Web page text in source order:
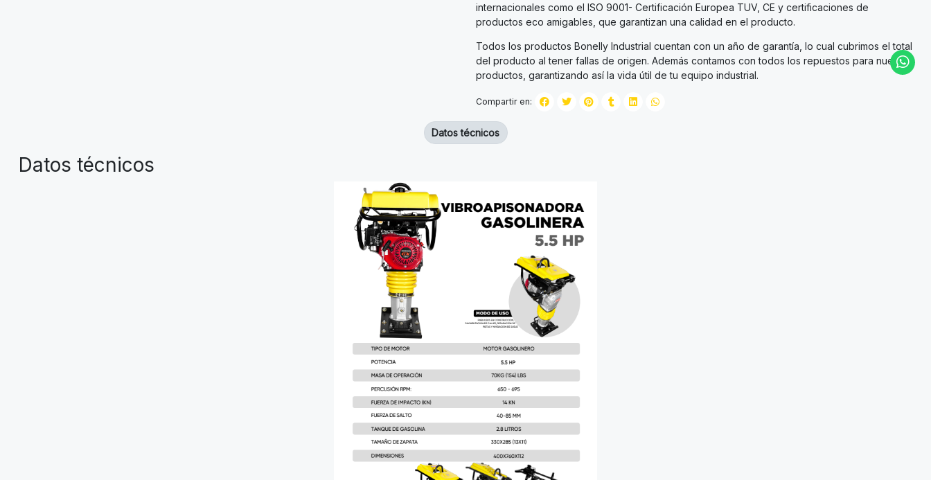
internacionales como el ISO 9001- Certificación Europea TUV, CE y certificaciones de
productos eco amigables, que garantizan una calidad en el producto.
Todos los productos Bonelly Industrial cuentan con un año de garantía, lo cual cubrimos el total
del producto al tener fallas de origen. Además contamos con todos los repuestos para nuestro
productos, garantizando así la vida útil de tu equipo industrial.
Compartir en:
Datos técnicos
Datos técnicos